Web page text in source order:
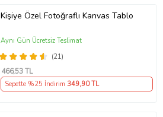
Kişiye Özel Fotoğraflı Kanvas Tablo
(21)
Aynı Gün Ücretsiz Teslimat
466,53 TL
Sepette %25 İndirim 349,90 TL